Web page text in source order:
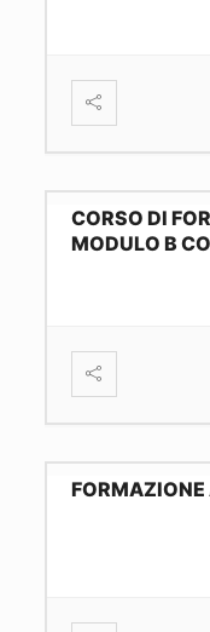
CORSO DI
MODULO B